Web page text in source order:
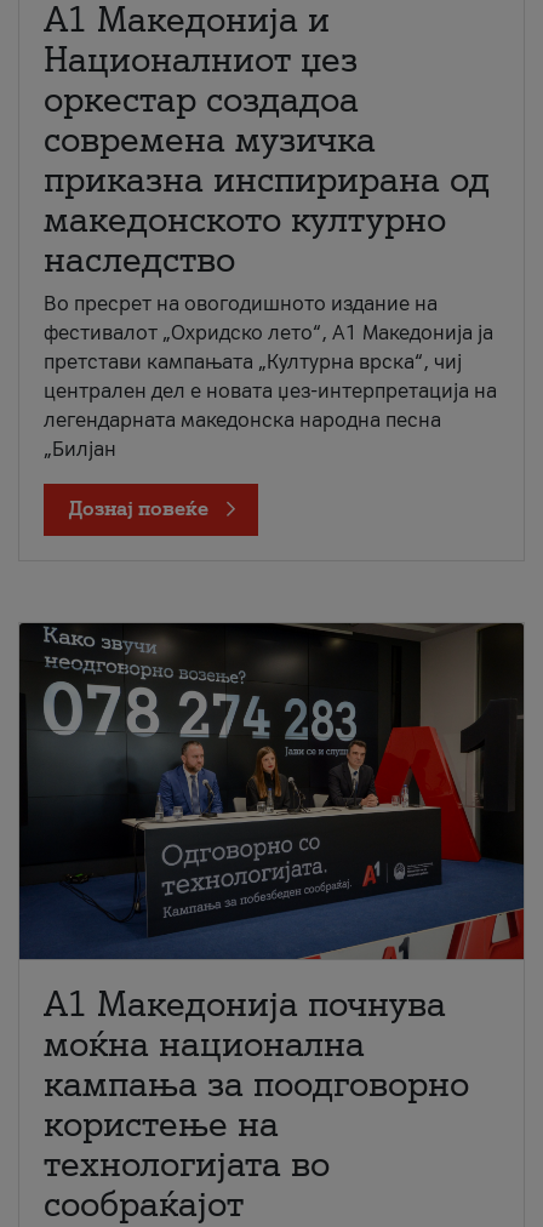
А1 Македонија и
Националниот џез
оркестар создадоа
современа музичка
приказна инспирирана од
македонското културно
наследство
Во пресрет на овогодишното издание на
фестивалот „Охридско лето“, А1 Македонија ја
претстави кампањата „Културна врска“, чиј
централен дел е новата џез-интерпретација на
легендарната македонска народна песна
„Билјан
Дознај повеќе
A1 Македонија почнува
моќна национална
кампања за поодговорно
користење на
технологијата во
сообраќајот